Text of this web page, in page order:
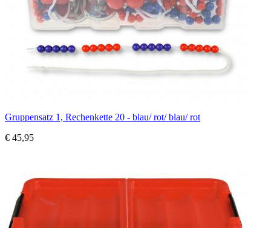
Gruppensatz 1, Rechenkette 20 - blau/ rot/ blau/ rot
€ 45,95